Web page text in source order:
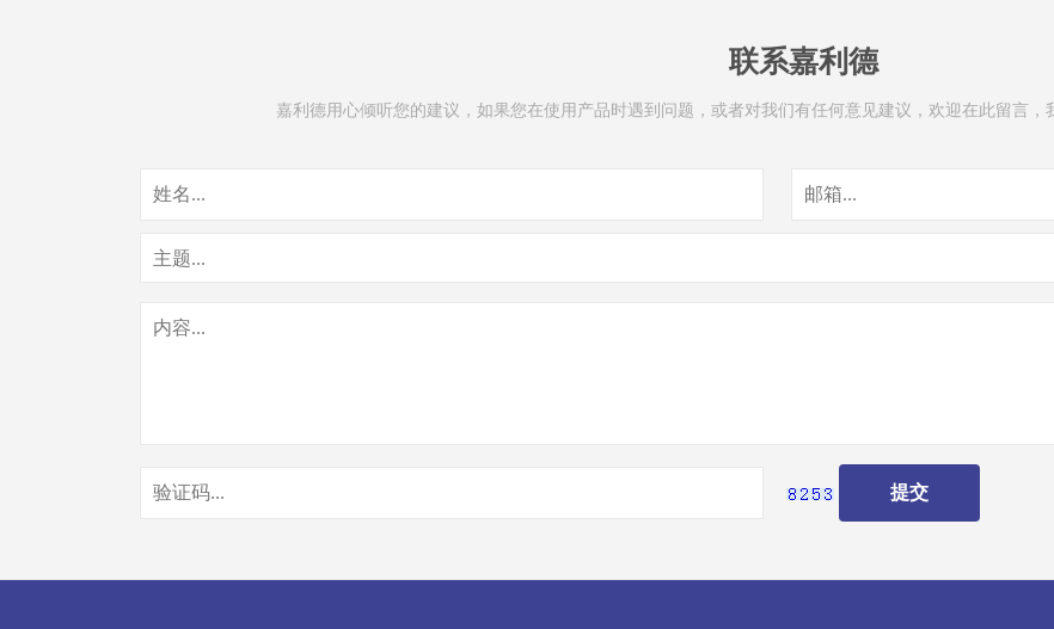
联系嘉利德
嘉利德用心倾听您的建议，如果您在使用产品时遇到问题，或者对我们有任何意见建议，欢迎在此留言，